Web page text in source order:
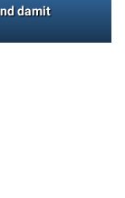
damit